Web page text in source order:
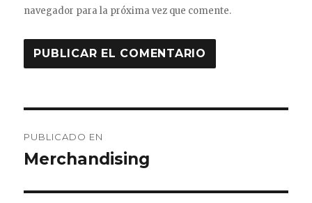
navegador para la próxima vez que comente.
de
PUBLICADO EN
Merchandising